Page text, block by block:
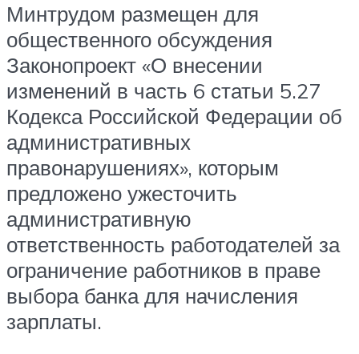
Минтрудом размещен для
общественного обсуждения
Законопроект «О внесении
изменений в часть 6 статьи 5.27
Кодекса Российской Федерации об
административных
правонарушениях», которым
предложено ужесточить
административную
ответственность работодателей за
ограничение работников в праве
выбора банка для начисления
зарплаты.